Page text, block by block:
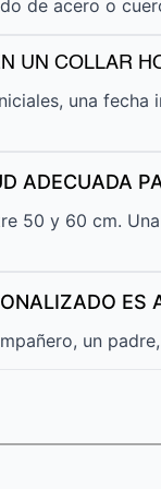
de acero o
UN COLLAR
una
ADECUADA
50 y 60 cm.
ES
un